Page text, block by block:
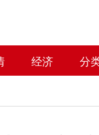
经济 分